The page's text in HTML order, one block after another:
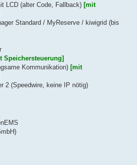
LCD (alter Code, Fallback) [mit
Standard / MyReserve / kiwigrid (bis
Speichersteuerung]
Kommunikation) [mit
2 (Speedwire, keine IP nötig)